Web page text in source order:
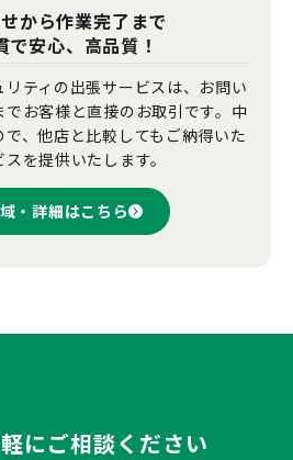
から作業完了まで
で安心、高品質！
ティの出張サービスは、お問い
お客様と直接のお取引です。中
、他店と比較してもご納得いた
を提供いたします。
・詳細はこちら
にご相談ください